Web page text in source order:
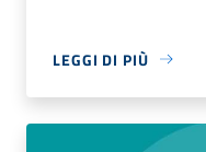
LEGGI DI PIÙ